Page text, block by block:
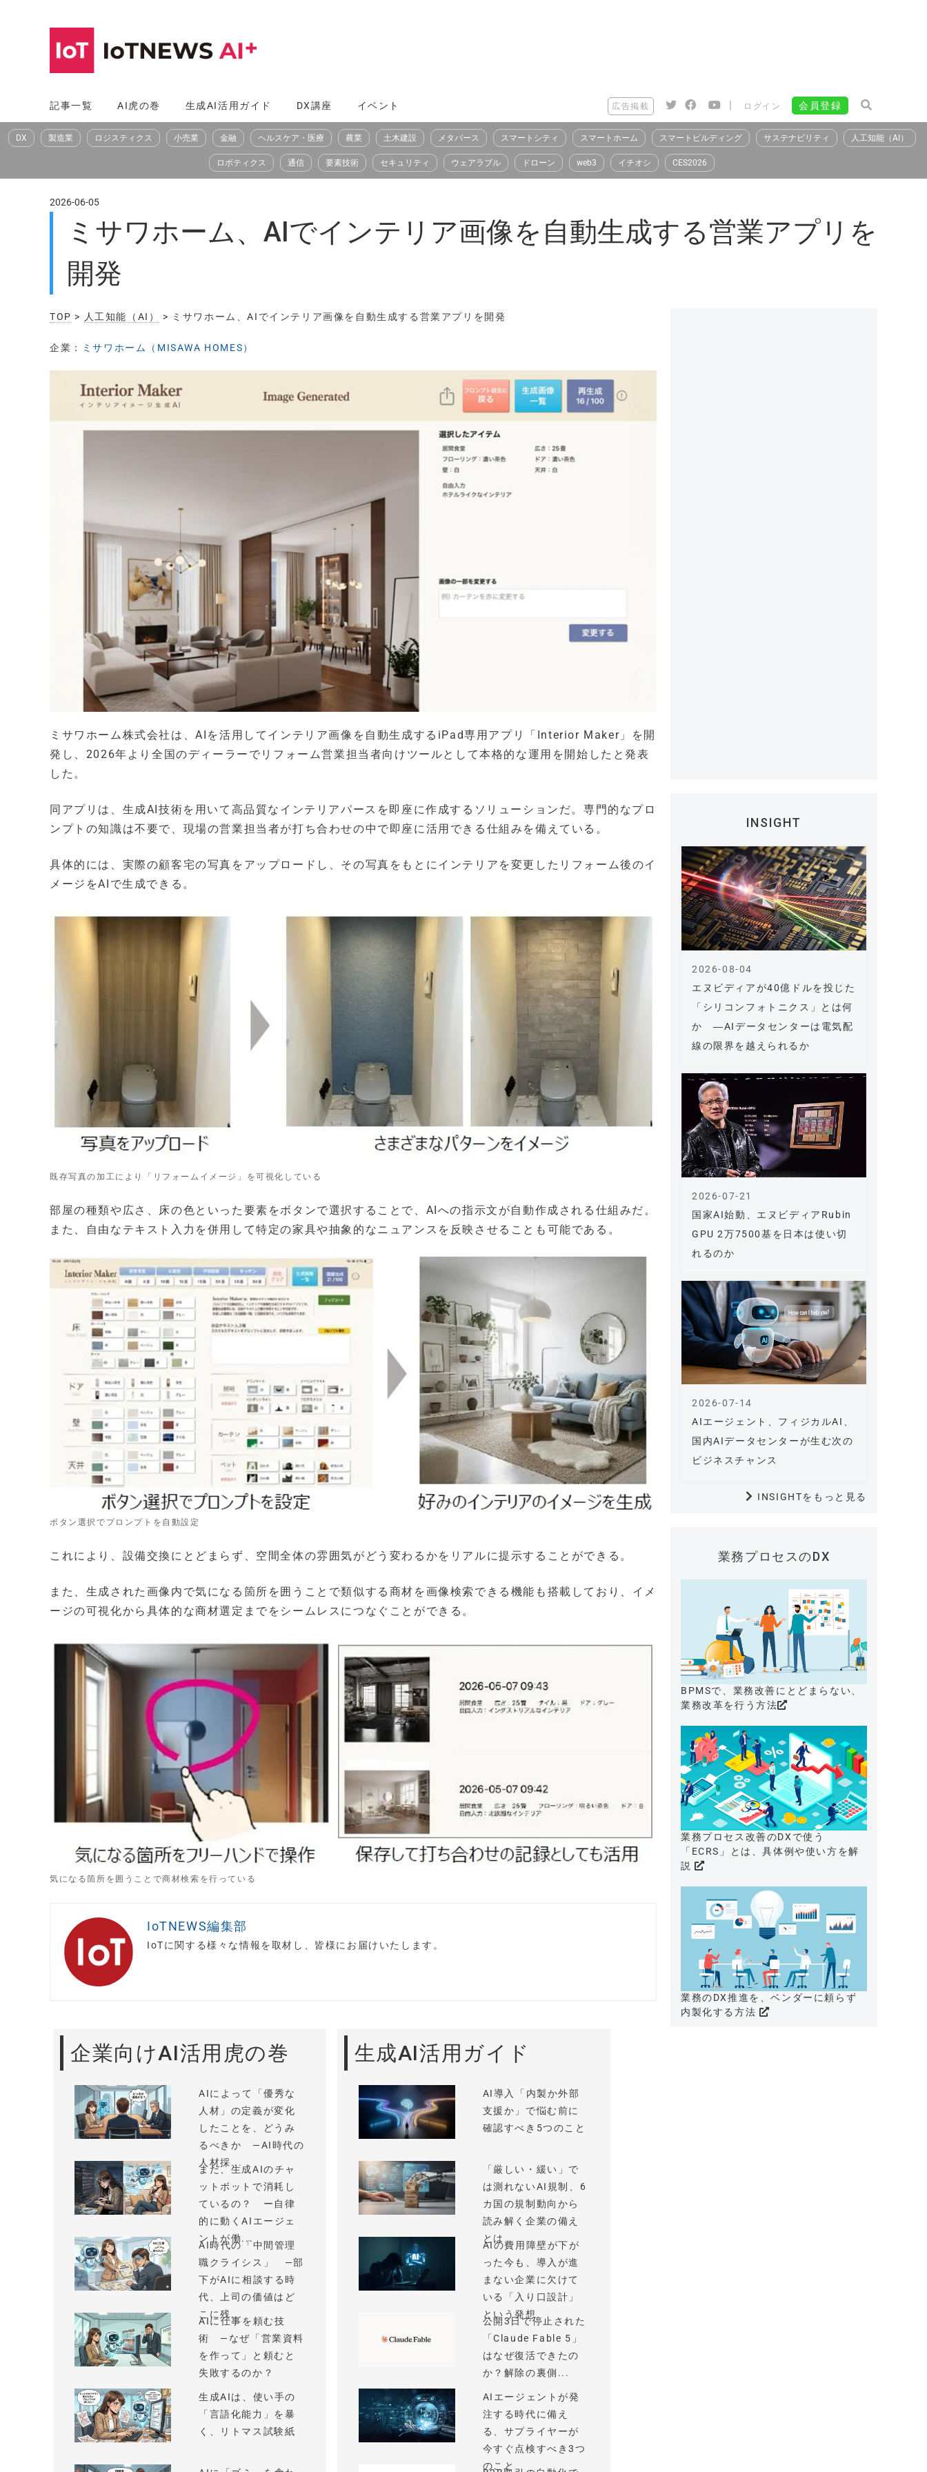
へ
ス
記事一覧 AI虎の巻 生成AI活用ガイド DX講座 イベント 広告掲載 | ログイン 会員登録
DX 製造業 ロジスティクス 小売業 金融 ヘルスケア・医療 農業 土木建設 メタバース スマートシティ スマートホーム スマートビルディング サステナビリティ 人工知能（AI）
ロボティクス 通信 要素技術 セキュリティ ウェアラブル ドローン web3 イチオシ CES2026
2026-06-05
ミサワホーム、AIでインテリア画像を自動生成する営業アプリを
開発
TOP > 人工知能（AI） > ミサワホーム、AIでインテリア画像を自動生成する営業アプリを開発
企業： ミサワホーム（MISAWA HOMES）
ミサワホーム株式会社は、AIを活用してインテリア画像を自動生成するiPad専用アプリ「Interior Maker」を開
発し、2026年より全国のディーラーでリフォーム営業担当者向けツールとして本格的な運用を開始したと発表
した。
同アプリは、生成AI技術を用いて高品質なインテリアパースを即座に作成するソリューションだ。専門的なプロ
ンプトの知識は不要で、現場の営業担当者が打ち合わせの中で即座に活用できる仕組みを備えている。
具体的には、実際の顧客宅の写真をアップロードし、その写真をもとにインテリアを変更したリフォーム後のイ
メージをAIで生成できる。
既存写真の加工により「リフォームイメージ」を可視化している
部屋の種類や広さ、床の色といった要素をボタンで選択することで、AIへの指示文が自動作成される仕組みだ。
また、自由なテキスト入力を併用して特定の家具や抽象的なニュアンスを反映させることも可能である。
ボタン選択でプロンプトを自動設定
これにより、設備交換にとどまらず、空間全体の雰囲気がどう変わるかをリアルに提示することができる。
また、生成された画像内で気になる箇所を囲うことで類似する商材を画像検索できる機能も搭載しており、イメ
ージの可視化から具体的な商材選定までをシームレスにつなぐことができる。
気になる箇所を囲うことで商材検索を行っている
IoTNEWS編集部
IoTに関する様々な情報を取材し、皆様にお届けいたします。
企業向けAI活用虎の巻
AIによって「優秀な
人材」の定義が変化
したことを、どうみ
るべきか —AI時代の
人材採...
まだ、生成AIのチャ
ットボットで消耗し
ているの？ ー自律
的に動くAIエージェ
ントが働...
AI時代の「中間管理
職クライシス」 —部
下がAIに相談する時
代、上司の価値はど
こに残...
AIに仕事を頼む技
術 —なぜ「営業資料
を作って」と頼むと
失敗するのか？
生成AIは、使い手の
「言語化能力」を暴
く、リトマス試験紙
生成AI活用ガイド
AI導入「内製か外部
支援か」で悩む前に
確認すべき5つのこと
「厳しい・緩い」で
は測れないAI規制、6
カ国の規制動向から
読み解く企業の備え
とは
AIの費用障壁が下が
った今も、導入が進
まない企業に欠けて
いる「入り口設計」
という発想
公開3日で停止された
「Claude Fable 5」
はなぜ復活できたの
か？解除の裏側...
AIエージェントが発
注する時代に備え
る、サプライヤーが
今すぐ点検すべき3つ
のこと
INSIGHT
エヌビディアが40億ドルを投じた
「シリコンフォトニクス」とは何
か ―AIデータセンターは電気配
線の限界を越えられるか
2026-08-04
国家AI始動、エヌビディアRubin
GPU 2万7500基を日本は使い切
れるのか
2026-07-21
AIエージェント、フィジカルAI、
国内AIデータセンターが生む次の
ビジネスチャンス
2026-07-14
INSIGHTをもっと見る
業務プロセスのDX
BPMSで、業務改善にとどまらない、
業務改革を行う方法
業務プロセス改善のDXで使う
「ECRS」とは、具体例や使い方を解
説
業務のDX推進を、ベンダーに頼らず
内製化する方法